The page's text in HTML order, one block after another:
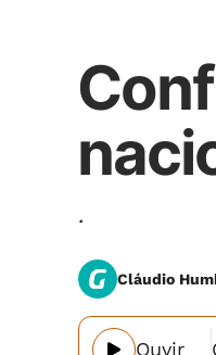
.
Cláudio
Ouvir